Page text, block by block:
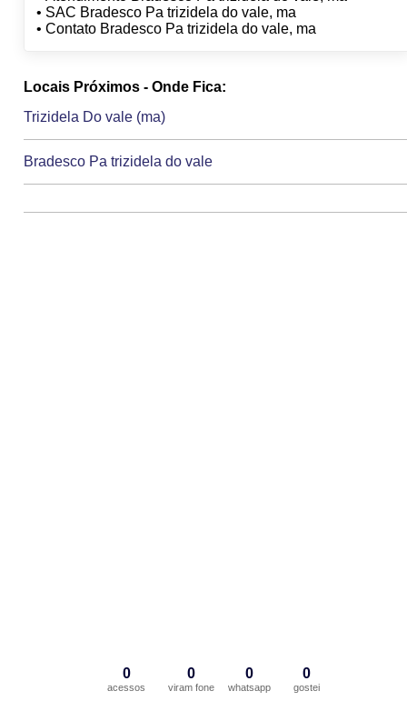
• SAC Bradesco Pa trizidela do vale, ma
• Contato Bradesco Pa trizidela do vale, ma
Locais Próximos - Onde Fica:
Trizidela Do vale (ma)
Bradesco Pa trizidela do vale
0
acessos
0
viram fone
0
whatsapp
0
gostei